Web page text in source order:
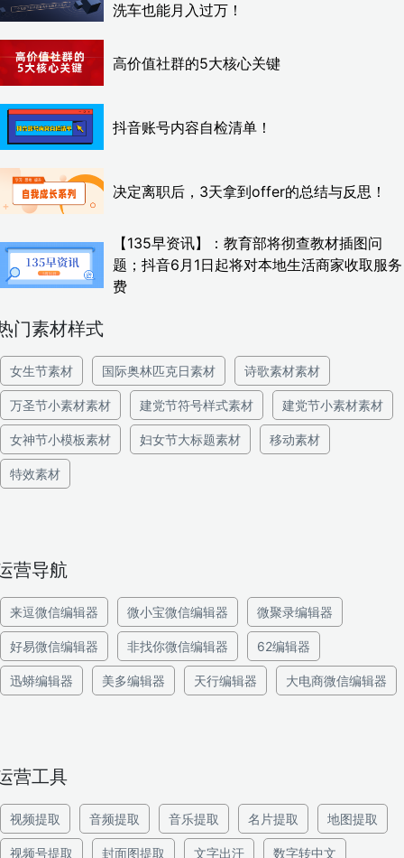
洗车也能月入过万！
高价值社群的5大核心关键
抖音账号内容自检清单！
决定离职后，3天拿到offer的总结与反思！
【135早资讯】：教育部将彻查教材插图问
题；抖音6月1日起将对本地生活商家收取服务
费
门素材样式
女生节素材 国际奥林匹克日素材 诗歌素材素材
万圣节小素材素材 建党节符号样式素材 建党节小素材素材
女神节小模板素材 妇女节大标题素材 移动素材
特效素材
营导航
来逗微信编辑器 微小宝微信编辑器 微聚录编辑器
好易微信编辑器 非找你微信编辑器 62编辑器
迅蟒编辑器 美多编辑器 天行编辑器 大电商微信编辑器
营工具
视频提取 音频提取 音乐提取 名片提取 地图提取
视频号提取 封面图提取 文字出汗 数字转中文